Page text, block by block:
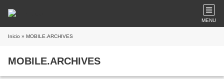
MENU
Inicio » MOBILE.ARCHIVES
MOBILE.ARCHIVES